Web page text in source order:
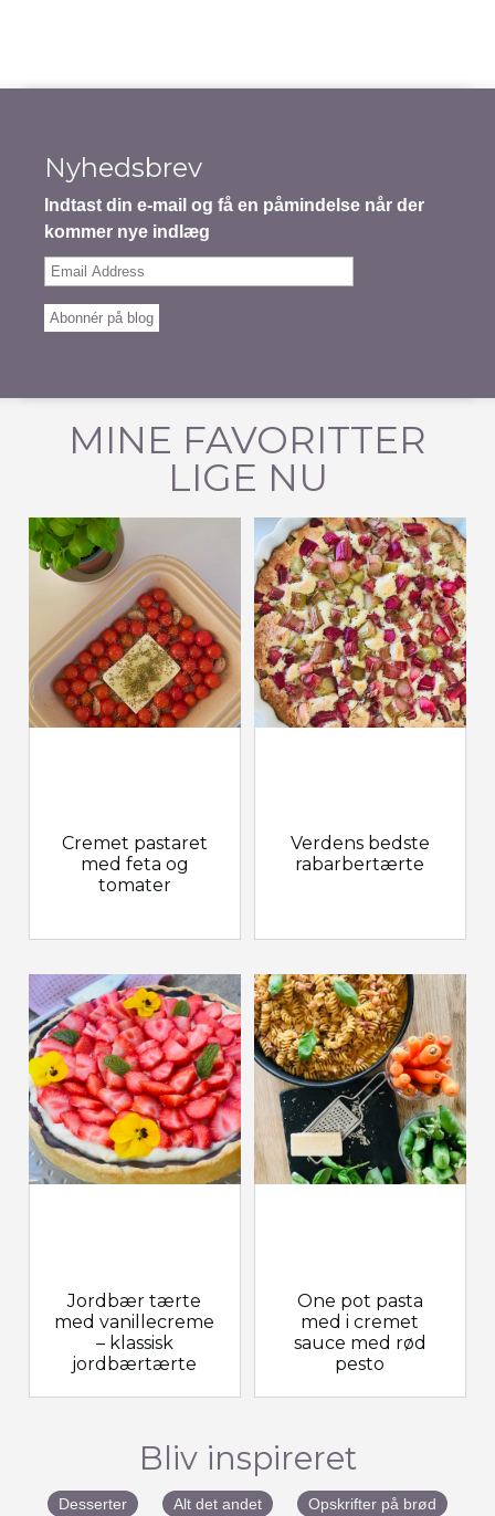
Nyhedsbrev
Indtast din e-mail og få en påmindelse når der
kommer nye indlæg
Email
Abonnér på blog
MINE FAVORITTER
LIGE NU
Cremet pastaret
med feta og
tomater
Jordbær tærte
med vanillecreme
– klassisk
jordbærtærte
Verdens bedste
rabarbertærte
One pot pasta
med i cremet
sauce med rød
pesto
Bliv inspireret
Desserter Alt det andet Opskrifter på brød